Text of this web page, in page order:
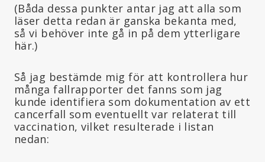
(Båda dessa punkter antar jag att alla som
läser detta redan är ganska bekanta med,
så vi behöver inte gå in på dem ytterligare
här.)
Så jag bestämde mig för att kontrollera hur
många fallrapporter det fanns som jag
kunde identifiera som dokumentation av ett
cancerfall som eventuellt var relaterat till
vaccination, vilket resulterade i listan
nedan: